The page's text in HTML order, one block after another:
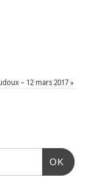
– 12 mars 2017»
OK